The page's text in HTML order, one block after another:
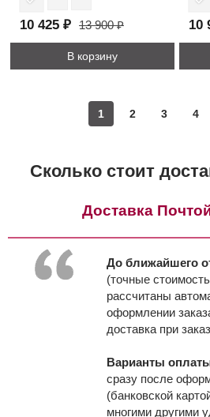
10 425 ₽ 13 900 ₽
В корзину
10
1 2 3 4
Сколько стоит
Доставка
До ближайшего
(точные
рассчитаны
оформлении
доставка при
Варианты
сразу после
(банковской
многими другими